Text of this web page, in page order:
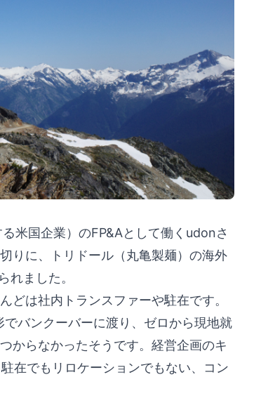
米国企業）のFP&Aとして働くudonさ
りに、トリドール（丸亀製麺）の海外
れました。
どは社内トランスファーや駐在です。
バンクーバーに渡り、ゼロから現地就
からなかったそうです。経営企画のキ
在でもリロケーションでもない、コン